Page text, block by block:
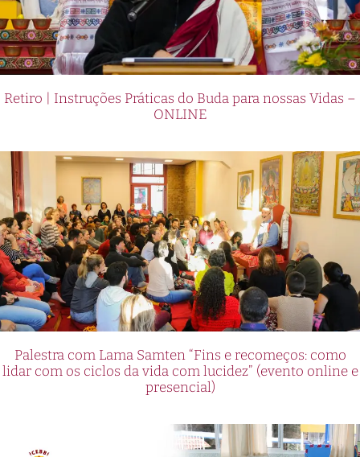
Retiro | Instruções Práticas do Buda para nossas Vidas –
ONLINE
Palestra com Lama Samten “Fins e recomeços: como
lidar com os ciclos da vida com lucidez” (evento online e
presencial)